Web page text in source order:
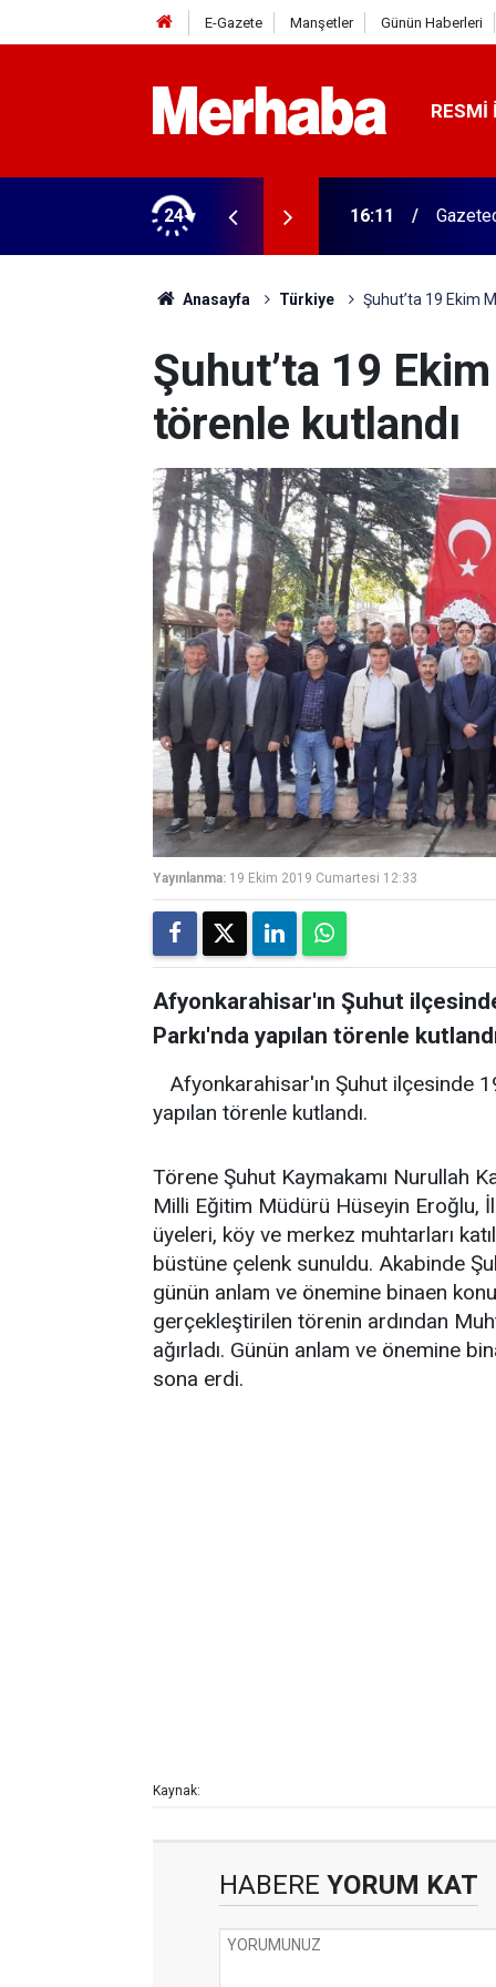
E-Gazete Manşetler Günün Haberleri
RESMI
24
Kampüsü'ne ziyaret 15:45 Başkan
Anasayfa Türkiye Şuhut’ta 19 Ekim
Şuhut’ta 19
törenle kutlandı
Yayınlanma: 19 Ekim 2019 Cumartesi 12:33
Afyonkarahisar'ın Şuhut
Parkı'nda yapılan törenle
Afyonkarahisar'ın Şuhut ilçesinde
yapılan törenle kutlandı.
Törene Şuhut Kaymakamı Nurullah
Milli Eğitim Müdürü Hüseyin Eroğlu,
üyeleri, köy ve merkez muhtarları
büstüne çelenk sunuldu. Akabinde
günün anlam ve önemine binaen
gerçekleştirilen törenin ardından
ağırladı. Günün anlam ve önemine
sona erdi.
Kaynak:
HABERE YORUM KAT